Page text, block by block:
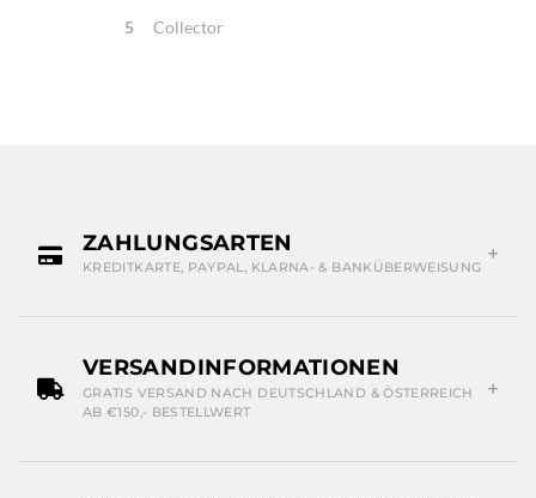
5
Collector
ZAHLUNGSARTEN
KREDITKARTE, PAYPAL, KLARNA- & BANKÜBERWEISUNG
VERSANDINFORMATIONEN
GRATIS VERSAND NACH DEUTSCHLAND & ÖSTERREICH
AB €150,- BESTELLWERT